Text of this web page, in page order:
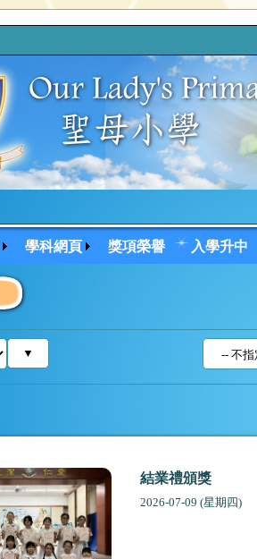
學科網頁 獎項榮譽 入學升中
結業禮頒獎
2026-07-09 (星期四)